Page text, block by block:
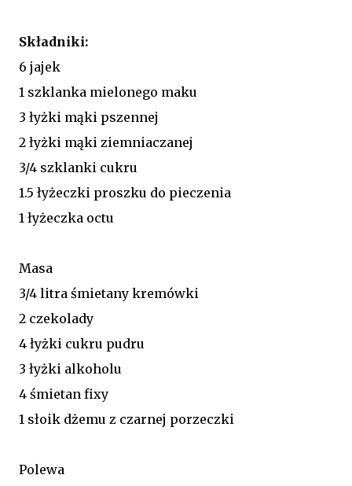
Składniki:
6 jajek
1 szklanka mielonego maku
3 łyżki mąki pszennej
2 łyżki mąki ziemniaczanej
3/4 szklanki cukru
1.5 łyżeczki proszku do pieczenia
1 łyżeczka octu
Masa
3/4 litra śmietany kremówki
2 czekolady
4 łyżki cukru pudru
3 łyżki alkoholu
4 śmietan fixy
1 słoik dżemu z czarnej porzeczki
Polewa